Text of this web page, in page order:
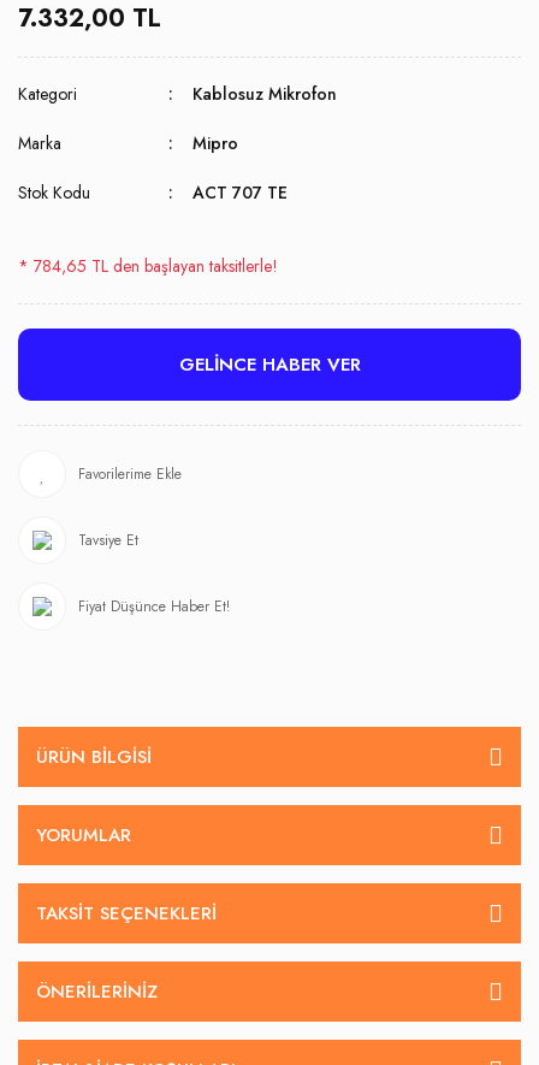
7.332,00 TL
Kategori Kablosuz Mikrofon
Marka Mipro
Stok Kodu ACT 707 TE
* 784,65 TL den başlayan taksitlerle!
GELİNCE HABER VER
Tavsiye Et
Fiyat Düşünce Haber Et!
ÜRÜN BILGISI
YORUMLAR
TAKSIT SEÇENEKLERI
ÖNERILERINIZ